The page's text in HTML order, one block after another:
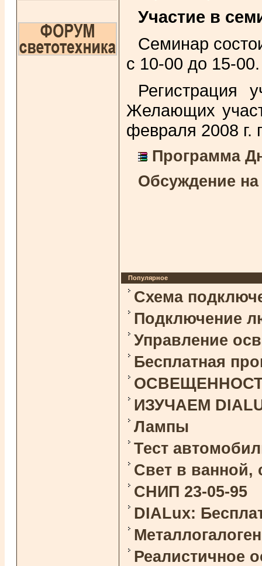
Участие в
Семинар
с 10-00 до 15-00.
Регистрация
Желающих
февраля 2008 г.
Программа
Обсуждение
Популярное
Схема
Подключение
Управление
Бесплатная
ОСВЕЩЕННОСТЬ
ИЗУЧАЕМ
Лампы
Тест
Свет в ванной,
СНИП 23-05-95
DIALux:
Реалистичное